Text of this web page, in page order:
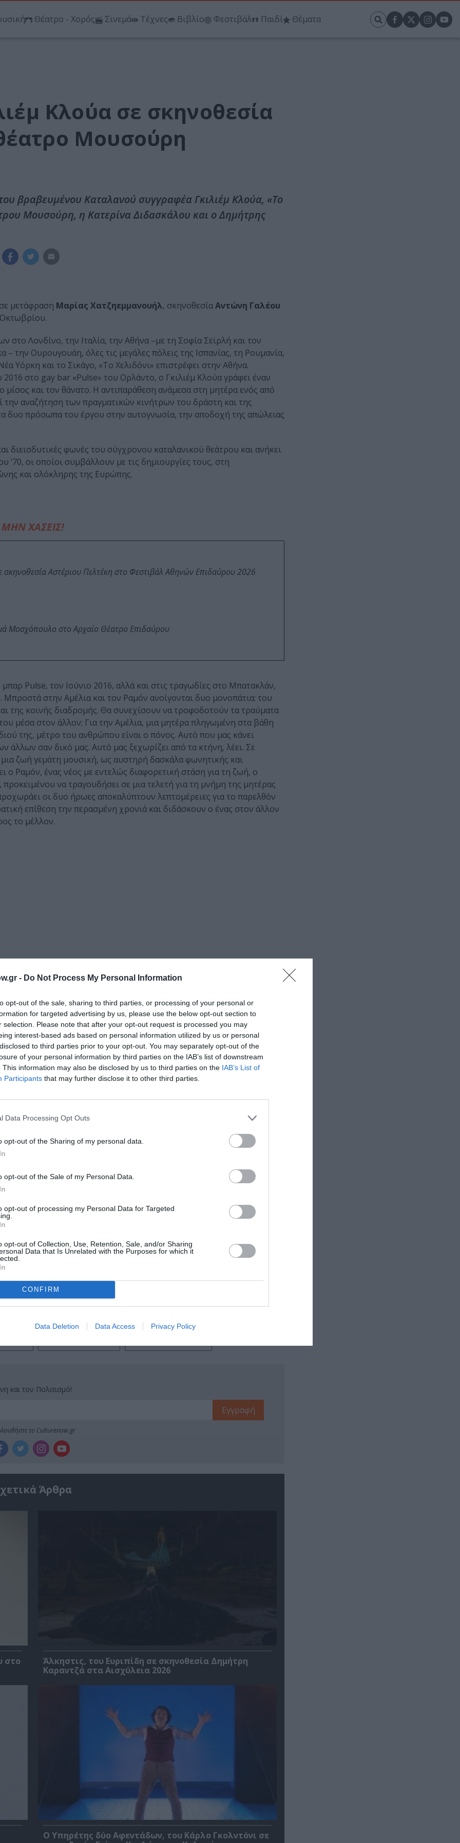
- Do Not Process My Personal Information
opt-out of the sale, sharing to third parties, or processing of your personal or
for targeted advertising by us, please use the below opt-out section to
selection. Please note that after your opt-out request is processed you may
interest-based ads based on personal information utilized by us or personal
to third parties prior to your opt-out. You may separately opt-out of the
of your personal information by third parties on the IAB’s list of downstream
This information may also be disclosed by us to third parties on the IAB’s List of
Participants that may further disclose it to other third parties.
Data Processing Opt Outs
opt-out of the Sharing of my personal data.
opt-out of the Sale of my Personal Data.
opt-out of processing my Personal Data for Targeted
opt-out of Collection, Use, Retention, Sale, and/or Sharing
Data that Is Unrelated with the Purposes for which it
CONFIRM
Data Deletion Data Access Privacy Policy
Θέατρο - Χορός Σινεμά Τέχνες Βιβλίο Φεστιβάλ Παιδί Θέματα
Κλούα σε σκηνοθεσία
Μουσούρη
βραβευμένου Καταλανού συγγραφέα Γκιλιέμ Κλούα, «Το
Μουσούρη, η Κατερίνα Διδασκάλου και ο Δημήτρης
μετάφραση Μαρίας Χατζηεμμανουήλ, σκηνοθεσίαΑντώνη Γαλέου
Οκτωβρίου.
στο Λονδίνο, την Ιταλία, την Αθήνα –με τη Σοφία Σεϊρλή και τον
την Ουρουγουάη, όλες τις μεγάλες πόλεις της Ισπανίας, τη Ρουμανία,
Υόρκη και το Σικάγο, «Το Χελιδόνι» επιστρέφει στην Αθήνα.
στο gay bar «Pulse» του Ορλάντο, ο Γκιλιέμ Κλούα γράφει έναν
και τον θάνατο. Η αντιπαράθεση ανάμεσα στη μητέρα ενός από
την αναζήτηση των πραγματικών κινήτρων του δράστη και της
δυο πρόσωπα του έργου στην αυτογνωσία, την αποδοχή της απώλειας
διεισδυτικές φωνές του σύγχρονου καταλανικού θεάτρου και ανήκει
’70, οι οποίοι συμβάλλουν με τις δημιουργίες τους, στη
και ολόκληρης της Ευρώπης.
ΜΗΝ ΧΑΣΕΙΣ!
σκηνοθεσία Αστέριου Πελτέκη στο Φεστιβάλ Αθηνών Επιδαύρου 2026
Μοσχόπουλο στο Αρχαίο Θέατρο Επιδαύρου
Pulse, τον Ιούνιο 2016, αλλά και στις τραγωδίες στο Μπατακλάν,
στην Αμέλια και τον Ραμόν ανοίγονται δυο μονοπάτια: του
της κοινής διαδρομής. Θα συνεχίσουν να τροφοδοτούν τα τραύματα
μέσα στον άλλον; Για την Αμέλια, μια μητέρα πληγωμένη στα βάθη
της, μέτρο του ανθρώπου είναι ο πόνος. Αυτό που μας κάνει
σαν δικό μας. Αυτό μας ξεχωρίζει από τα κτήνη, λέει. Σε
ζωή γεμάτη μουσική, ως αυστηρή δασκάλα φωνητικής και
Ραμόν, ένας νέος με εντελώς διαφορετική στάση για τη ζωή, ο
να τραγουδήσει σε μια τελετή για τη μνήμη της μητέρας
οι δυο ήρωες αποκαλύπτουν λεπτομέρειες για το παρελθόν
επίθεση την περασμένη χρονιά και διδάσκουν ο ένας στον άλλον
το μέλλον.
|
Τοποθεσία:
Θέατρο Μουσούρη, Πλ. Καρύτση 7, Αθήνα
Θέατρο Μουσούρη
(λαϊκή απογευματινή), €16 (φοιτητικό, νεανικό έως 26 ετών, άνω των 65
& Πέμπτη)
πρώτοι όλες τις ειδήσεις
στο
2023
και τον Πολιτισμό!
το Culturenow.gr
Άρθρα
στο
Άλκηστις, του Ευριπίδη σε σκηνοθεσία Δημήτρη
Καραντζά στα Αισχύλεια 2026
Ο Υπηρέτης δύο Αφεντάδων, του Κάρλο Γκολντόνι σε